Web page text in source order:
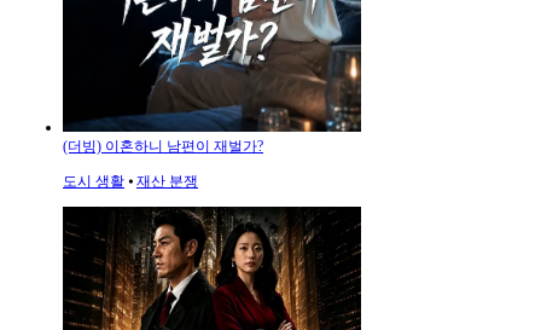
(더빙) 이혼하니 남편이 재벌가?
도시 생활 ⦁ 재산 분쟁